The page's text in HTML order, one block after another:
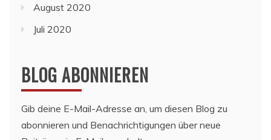
August 2020
Juli 2020
BLOG ABONNIEREN
Gib deine E-Mail-Adresse an, um diesen Blog zu
abonnieren und Benachrichtigungen über neue